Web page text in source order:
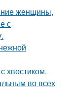
женщины,
с
хвостиком.
во всех